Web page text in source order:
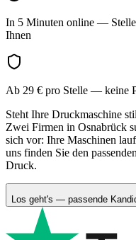
In 5 Minuten online — Stelle
Ihnen
Ab 29 € pro Stelle — keine
Steht Ihre Druckmaschine
Zwei Firmen in Osnabrück
sich vor: Ihre Maschinen
uns finden Sie den
Druck.
Los geht's — passende